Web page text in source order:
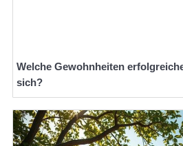
Welche Gewohnheiten
sich?